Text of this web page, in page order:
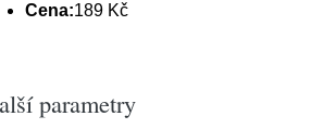
Cena:189 Kč
parametry